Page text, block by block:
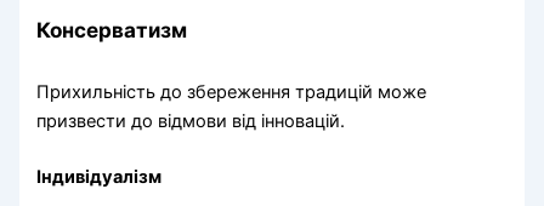
Консерватизм
Прихильність до збереження традицій може
призвести до відмови від інновацій.
Індивідуалізм